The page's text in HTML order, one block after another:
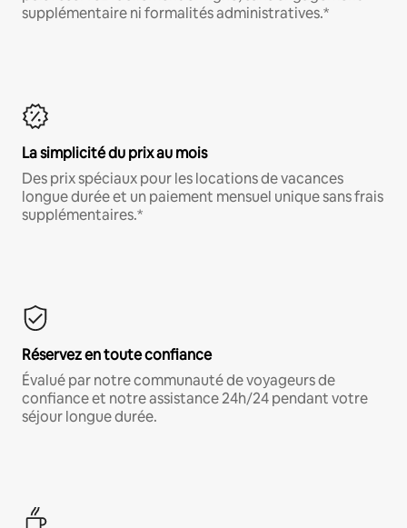
supplémentaire ni formalités administratives.*
La simplicité du prix au mois
Des prix spéciaux pour les locations de vacances
longue durée et un paiement mensuel unique sans frais
supplémentaires.*
Réservez en toute confiance
Évalué par notre communauté de voyageurs de
confiance et notre assistance 24h/24 pendant votre
séjour longue durée.